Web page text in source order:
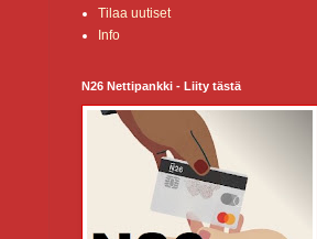
Tilaa uutiset
Info
N26 Nettipankki - Liity tästä